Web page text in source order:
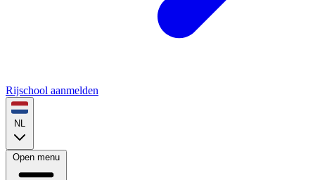
Rijschool aanmelden
NL
Open menu